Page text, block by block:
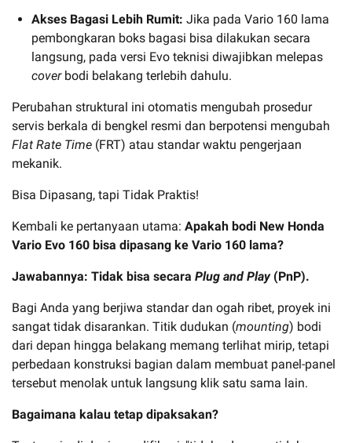
Akses Bagasi Lebih Rumit: Jika pada Vario 160 lama
pembongkaran boks bagasi bisa dilakukan secara
langsung, pada versi Evo teknisi diwajibkan melepas
coverbodi belakang terlebih dahulu.
Perubahan struktural ini otomatis mengubah prosedur
servis berkala di bengkel resmi dan berpotensi mengubah
Flat Rate Time (FRT) atau standar waktu pengerjaan
mekanik.
Bisa Dipasang, tapi Tidak Praktis!
Kembali ke pertanyaan utama: Apakah bodi New Honda
Vario Evo 160 bisa dipasang ke Vario 160 lama?
Jawabannya: Tidak bisa secara Plug and Play(PnP).
Bagi Anda yang berjiwa standar dan ogah ribet, proyek ini
sangat tidak disarankan. Titik dudukan (mounting) bodi
dari depan hingga belakang memang terlihat mirip, tetapi
perbedaan konstruksi bagian dalam membuat panel-panel
tersebut menolak untuk langsung klik satu sama lain.
Bagaimana kalau tetap dipaksakan?